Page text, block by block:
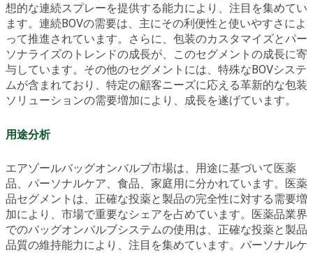
想的な連続スプレーを提供する能力により、注目を集めてい
ます。連続BOVの需要は、主にその利便性と使いやすさによ
って推進されています。さらに、包装のカスタマイズとパー
ソナライズのトレンドの成長が、このセグメントの成長に寄
与しています。その他のセグメントには、特殊なBOVシステ
ムが含まれており、特定の顧客ニーズに応える革新的な包装
ソリューションの需要増加により、成長を遂げています。
用途分析
エアゾールバッグオンバルブ市場は、用途に基づいて医薬
品、パーソナルケア、食品、家庭用に分かれています。医薬
品セグメントは、正確な投薬と製品の完全性に対する需要増
加により、市場で重要なシェアを占めています。医薬品業界
でのバッグオンバルブシステムの使用は、正確な投薬と製品
品質の維持能力により、注目を集めています。パーソナルケ